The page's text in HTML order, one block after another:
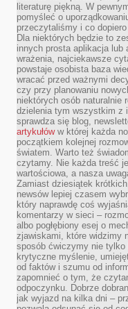
literaturę piękną. W
pomyśleć o
przeczytaliśmy i co
Dla niektórych będzie to
innych prosta aplikacja lub
wrażenia, najciekawsze
powstaje osobista baza
wracać przed ważnymi
czy przy planowaniu
niektórych osób naturalnie
dzielenia tym wszystkim z
sprawdza się blog,
artykułóww której każda
początkiem kolejnej
światem. Warto też
czytamy. Nie każda treść
wartościowa, a nasza
Zamiast dziesiątek
newsów lepiej czasem
który naprawdę coś
komentarzy w sieci –
albo pogłębiony esej o
zjawiskami, które widzimy
sposób ćwiczymy nie tylko
krytyczne myślenie,
od faktów i szumu od
zapomnieć o tym, że
odpoczynku. Dobrze
jak wyjazd na kilka dni –